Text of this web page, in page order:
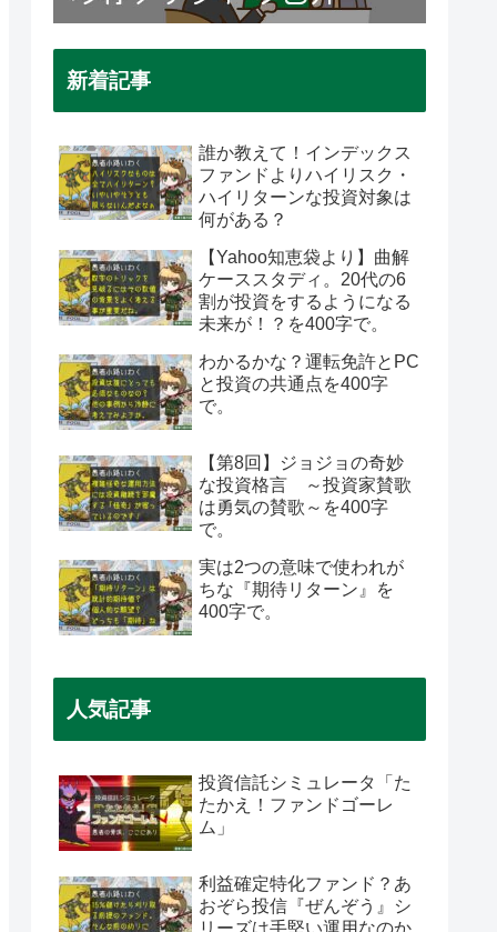
新着記事
誰か教えて！インデックス
ファンドよりハイリスク・
ハイリターンな投資対象は
何がある？
【Yahoo知恵袋より】曲解
ケーススタディ。20代の6
割が投資をするようになる
未来が！？を400字で。
わかるかな？運転免許とPC
と投資の共通点を400字
で。
【第8回】ジョジョの奇妙
な投資格言 ～投資家賛歌
は勇気の賛歌～を400字
で。
実は2つの意味で使われが
ちな『期待リターン』を
400字で。
人気記事
投資信託シミュレータ「た
たかえ！ファンドゴーレ
ム」
利益確定特化ファンド？あ
おぞら投信『ぜんぞう』シ
リーズは手堅い運用なのか